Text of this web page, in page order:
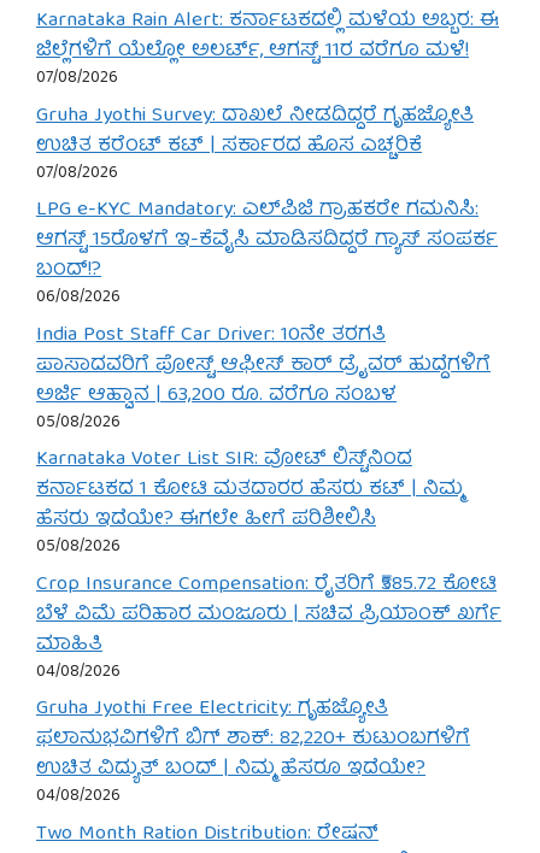
Karnataka Rain Alert: ಕರ್ನಾಟಕದಲ್ಲಿ ಮಳೆಯ ಅಬ್ಬರ: ಈ
ಜಿಲ್ಲೆಗಳಿಗೆ ಯೆಲ್ಲೋ ಅಲರ್ಟ್, ಆಗಸ್ಟ್ 11ರ ವರೆಗೂ ಮಳೆ!
07/08/2026
Gruha Jyothi Survey: ದಾಖಲೆ ನೀಡದಿದ್ದರೆ ಗೃಹಜ್ಯೋತಿ
ಉಚಿತ ಕರೆಂಟ್ ಕಟ್ | ಸರ್ಕಾರದ ಹೊಸ ಎಚ್ಚರಿಕೆ
07/08/2026
LPG e-KYC Mandatory: ಎಲ್‌ಪಿಜಿ ಗ್ರಾಹಕರೇ ಗಮನಿಸಿ:
ಆಗಸ್ಟ್ 15ರೊಳಗೆ ಇ-ಕೆವೈಸಿ ಮಾಡಿಸದಿದ್ದರೆ ಗ್ಯಾಸ್ ಸಂಪರ್ಕ
ಬಂದ್!?
06/08/2026
India Post Staff Car Driver: 10ನೇ ತರಗತಿ
ಪಾಸಾದವರಿಗೆ ಪೋಸ್ಟ್ ಆಫೀಸ್ ಕಾರ್ ಡ್ರೈವರ್ ಹುದ್ದೆಗಳಿಗೆ
ಅರ್ಜಿ ಆಹ್ವಾನ | 63,200 ರೂ. ವರೆಗೂ ಸಂಬಳ
05/08/2026
Karnataka Voter List SIR: ವೋಟ್ ಲಿಸ್ಟ್‌ನಿಂದ
ಕರ್ನಾಟಕದ 1 ಕೋಟಿ ಮತದಾರರ ಹೆಸರು ಕಟ್ | ನಿಮ್ಮ
ಹೆಸರು ಇದೆಯೇ? ಈಗಲೇ ಹೀಗೆ ಪರಿಶೀಲಿಸಿ
05/08/2026
Crop Insurance Compensation: ರೈತರಿಗೆ ₹585.72 ಕೋಟಿ
ಬೆಳೆ ವಿಮೆ ಪರಿಹಾರ ಮಂಜೂರು | ಸಚಿವ ಪ್ರಿಯಾಂಕ್ ಖರ್ಗೆ
ಮಾಹಿತಿ
04/08/2026
Gruha Jyothi Free Electricity: ಗೃಹಜ್ಯೋತಿ
ಫಲಾನುಭವಿಗಳಿಗೆ ಬಿಗ್ ಶಾಕ್: 82,220+ ಕುಟುಂಬಗಳಿಗೆ
ಉಚಿತ ವಿದ್ಯುತ್ ಬಂದ್ | ನಿಮ್ಮ ಹೆಸರೂ ಇದೆಯೇ?
04/08/2026
Two Month Ration Distribution: ರೇಷನ್